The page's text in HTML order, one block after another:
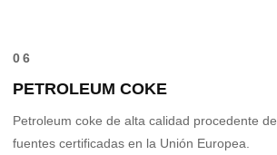
06
PETROLEUM COKE
Petroleum coke de alta calidad procedente de
fuentes certificadas en la Unión Europea.